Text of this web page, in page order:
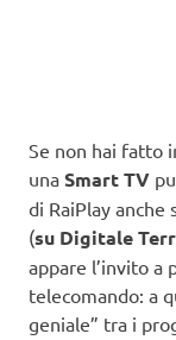
Se non hai fatto
una Smart TV
di RaiPlay anche
(su Digitale
appare l’invito a
telecomando: a
geniale” tra i